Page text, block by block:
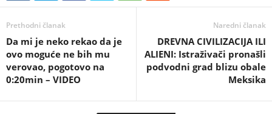
Prethodni članak
Da mi je neko rekao da je
ovo moguće ne bih mu
verovao, pogotovo na
0:20min – VIDEO
Naredni članak
DREVNA CIVILIZACIJA ILI
ALIENI: Istraživači pronašli
podvodni grad blizu obale
Meksika